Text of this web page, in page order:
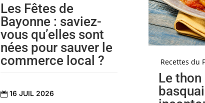
Les Fêtes de
Bayonne : saviez-
vous qu’elles sont
nées pour sauver le
commerce local ?
 16 JUIL 2026
Recettes du
Le thon